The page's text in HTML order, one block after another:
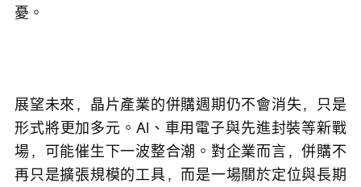
憂。
展望未來，晶片產業的併購週期仍不會消失，只是
形式將更加多元。AI、車用電子與先進封裝等新戰
場，可能催生下一波整合潮。對企業而言，併購不
再只是擴張規模的工具，而是一場關於定位與長期